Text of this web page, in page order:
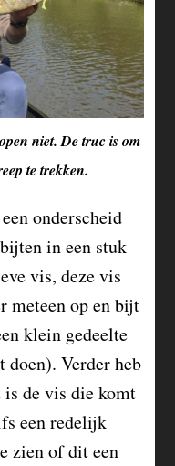
niet. De truc is om
te trekken.
onderscheid
in een stuk
vis, deze vis
meteen op en bijt
klein gedeelte
doen). Verder heb
de vis die komt
een redelijk
zien of dit een